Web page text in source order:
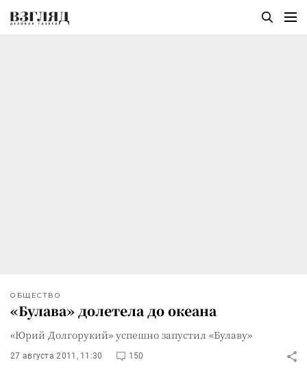
ОБЩЕСТВО
«Булава» долетела до океана
«Юрий Долгорукий» успешно запустил «Булаву»
27 августа 2011, 11:30 150